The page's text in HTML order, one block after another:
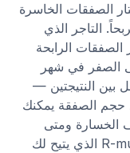
الصفقات الخاسرة
التاجر الذي
الصفقات الرابحة
إلى الصفر في شهر
بين النتيجتين —
لتحديد حجم الصفقة يمكنك
من وقف الخسارة ومتى
يناسب كل منها، وإطار التوقع لـ R-multiples الذي يتيح لك